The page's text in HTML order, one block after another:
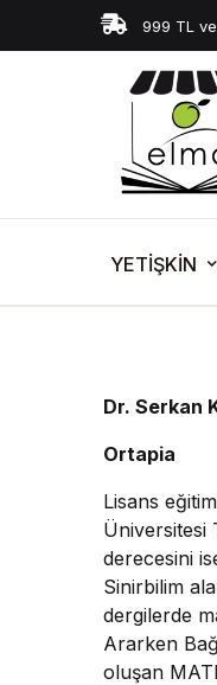
999 TL
YETİŞKİN
Dr. Serkan
Ortapia
Lisans
Üniversitesi
derecesini
Sinirbilim
dergilerde
Ararken
oluşan